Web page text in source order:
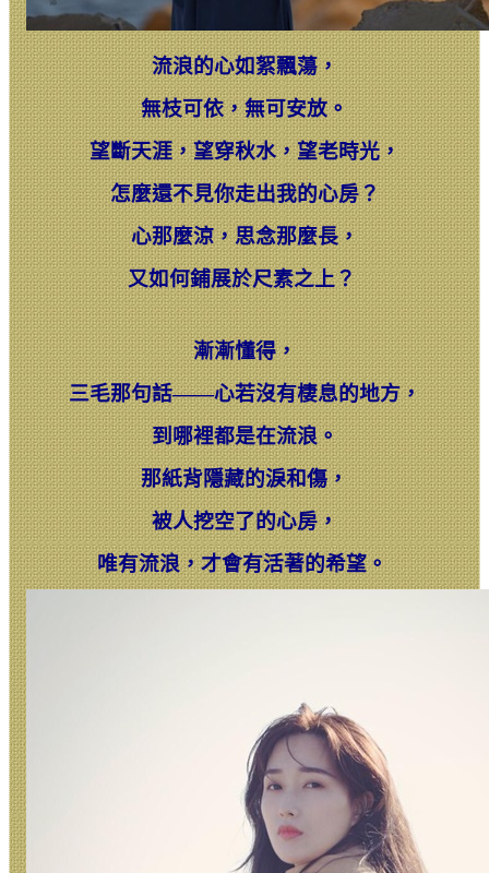
流浪的心如絮飄蕩，
無枝可依，無可安放。
望斷天涯，望穿秋水，望老時光，
怎麼還不見你走出我的心房？
心那麼涼，思念那麼長，
又如何鋪展於尺素之上？
漸漸懂得，
三毛那句話——心若沒有棲息的地方，
到哪裡都是在流浪。
那紙背隱藏的淚和傷，
被人挖空了的心房，
唯有流浪，才會有活著的希望。